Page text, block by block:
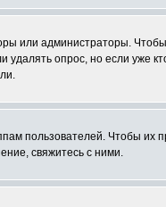
или администраторы.
удалять опрос, но если
пользователей. Чтобы их
свяжитесь с ними.